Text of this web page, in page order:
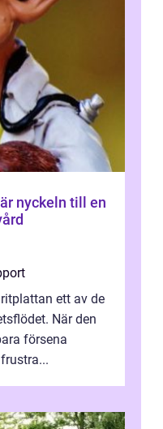
ett av de
När den
försena